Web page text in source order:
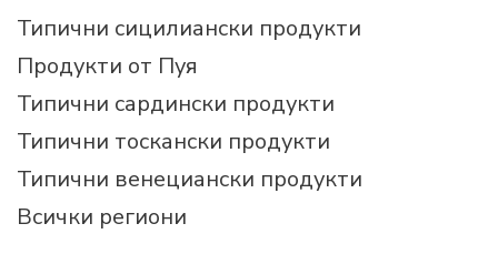
Типични сицилиански продукти
Продукти от Пуя
Типични сардински продукти
Типични тоскански продукти
Типични венециански продукти
Всички региони